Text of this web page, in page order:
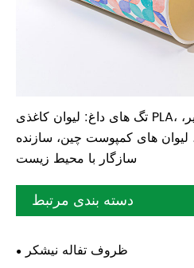
تگ های داغ: لیوان کاغذی PLA، گیاهی زیست تخریب پذیر،
لیوان های کمپوست چین، سازنده
سازگار با محیط زیست
دسته بندی مرتبط
ظروف تفاله نیشکر